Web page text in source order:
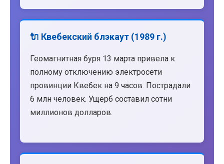
🔌 Квебекский блэкаут (1989 г.)
Геомагнитная буря 13 марта привела к
полному отключению электросети
провинции Квебек на 9 часов. Пострадали
6 млн человек. Ущерб составил сотни
миллионов долларов.